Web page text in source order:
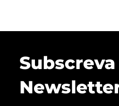
Subscreva